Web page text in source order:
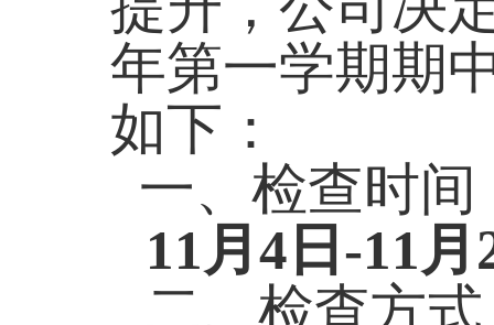
年第一学期期
如下：
一、检查时间
11月 4 日 -11月
二、 检查方式